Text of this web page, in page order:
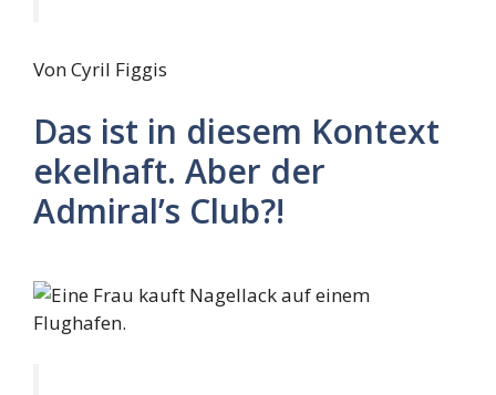
Von Cyril Figgis
Das ist in diesem Kontext
ekelhaft. Aber der
Admiral’s Club?!